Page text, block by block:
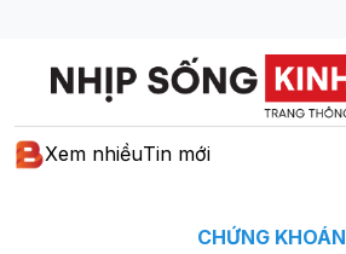
Xem nhiềuTin mới
CHỨNG KHOÁN